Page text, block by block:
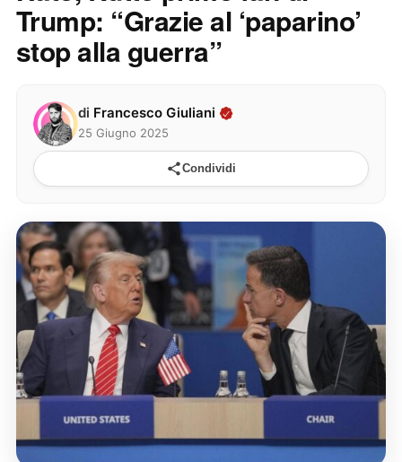
Trump: “Grazie al ‘paparino’
stop alla guerra”
di Francesco Giuliani
25 Giugno 2025
Condividi